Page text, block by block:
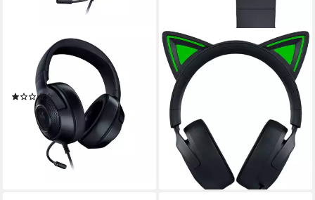
Kraken X Lite Kopfhörer
0.25 kg Gewicht
(1)
ab 35,90 €
lieferbar - in 3-4 Werktagen bei dir
RAZER
Kraken Kitty V3 X Gaming-
Headset
kabelgebunden
Atmungsaktiver Stoff mit Ohrpolstern aus Memory-Schaumstoff, Ovale Ohrpolster
0,27 kg Gewicht
ab 78,62 €
lieferbar - in 3-4 Werktagen bei dir